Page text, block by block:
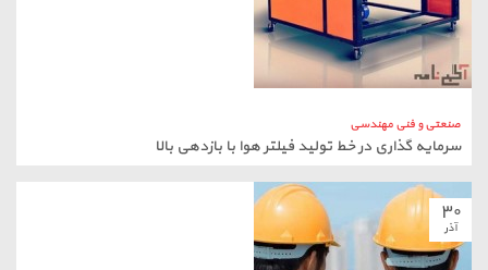
صنعتی و فنی مهندسی
سرمایه گذاری در خط تولید فیلتر هوا با بازدهی بالا
۳۰
آذر